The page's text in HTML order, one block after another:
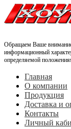
Обращаем Ваше внимание
информационный
определяемой
Главная
О компании
Продукция
Доставка и
Контакты
Личный